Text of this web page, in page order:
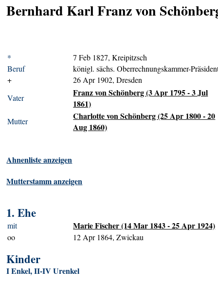
Bernhard Karl Franz von
*
7 Feb 1827, Kreipitzsch
Beruf
königl. sächs. Oberrechnungskammer-
+
26 Apr 1902, Dresden
Vater
Franz von Schönberg (3 Apr 1795 - 3 Jul
1861)
Mutter
Charlotte von Schönberg (25 Apr 1800 - 20
Aug 1860)
Ahnenliste anzeigen
Mutterstamm anzeigen
1. Ehe
mit Marie Fischer (14 Mar 1843 - 25 Apr 1924)
oo 12 Apr 1864, Zwickau
Kinder
I Enkel, II-IV Urenkel